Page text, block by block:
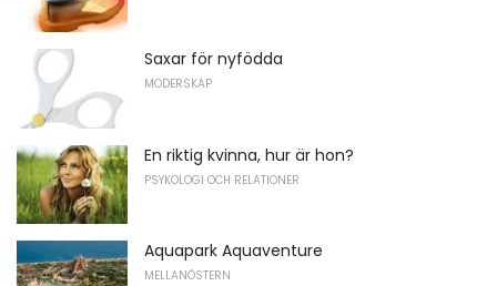
Saxar för nyfödda
MODERSKAP
En riktig kvinna, hur är hon?
PSYKOLOGI OCH RELATIONER
Aquapark Aquaventure
MELLANÖSTERN